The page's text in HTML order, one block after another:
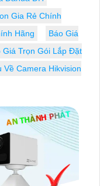
Gia Rẻ Chính
Hãng
Báo Giá
Giá Trọn Gói Lắp Đặt
Về Camera Hikvision